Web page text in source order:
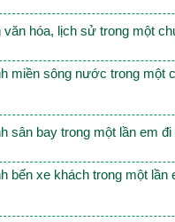
văn hóa, lịch sử trong một
miền sông nước trong một
sân bay trong một lần em
bến xe khách trong một lần